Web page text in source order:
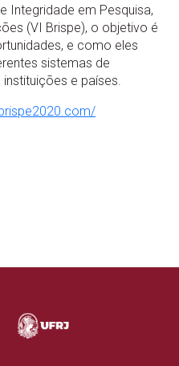
Integridade em Pesquisa,
(VI Brispe), o objetivo é
e como eles
sistemas de
e países.